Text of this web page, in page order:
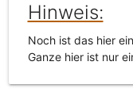
Hinweis:
Noch ist das hier
Ganze hier ist nur